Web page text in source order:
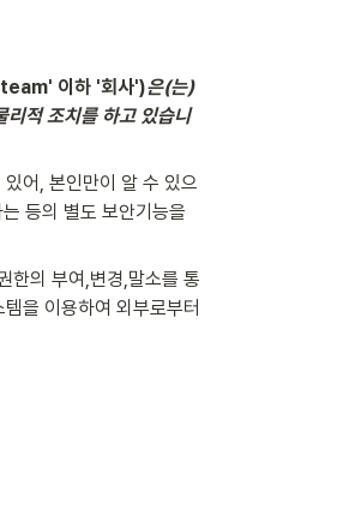
이하 '회사')은(는)
적 조치를 하고 있습니
어, 본인만이 알 수 있으
등의 별도 보안기능을
한의 부여,변경,말소를 통
을 이용하여 외부로부터